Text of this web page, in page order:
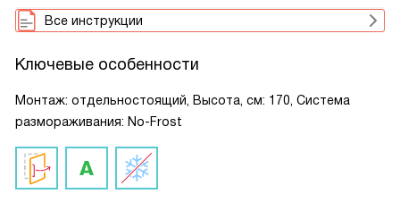
Все инструкции
Ключевые особенности
Монтаж: отдельностоящий, Высота, см: 170, Система
размораживания: No-Frost